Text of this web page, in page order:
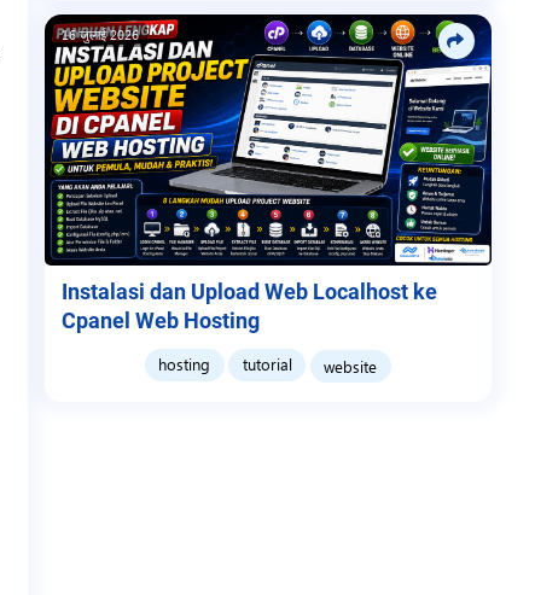
16 जुलाई 2026
Instalasi dan Upload Web Localhost ke
Cpanel Web Hosting
hosting tutorial website